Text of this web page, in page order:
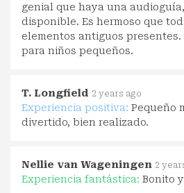
genial que haya una
disponible. Es hermoso que
elementos antiguos presentes.
para niños pequeños.
T. Longfield 2 years ago
Experiencia positiva: Pequeño
divertido, bien realizado.
Nellie van Wageningen 2
Experiencia fantástica: Bonito